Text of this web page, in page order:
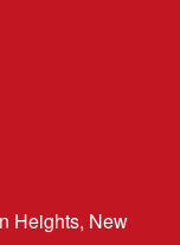
Heights, New